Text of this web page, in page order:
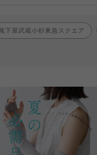
下屋武蔵小杉東急スクエア